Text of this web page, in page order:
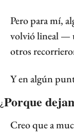
Pero para mí,
volvió lineal —
otros
Y en algún
¿Porque
Creo que a